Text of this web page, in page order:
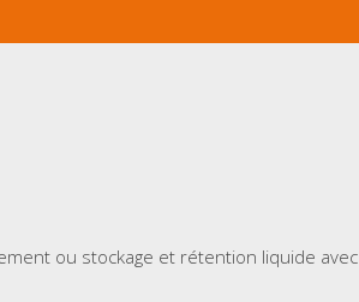
ou stockage et rétention liquide avec